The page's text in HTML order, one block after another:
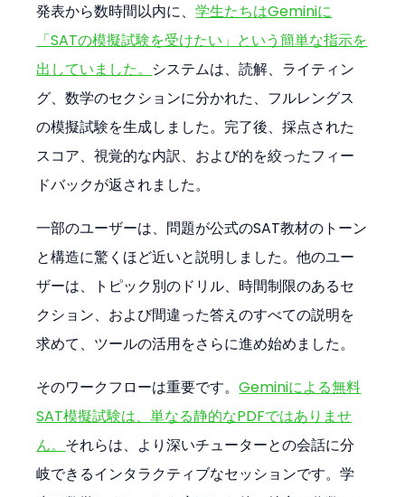
発表から数時間以内に、学生たちはGeminiに
「SATの模擬試験を受けたい」という簡単な指示を
出していました。 システムは、読解、ライティン
グ、数学のセクションに分かれた、フルレングス
の模擬試験を生成しました。完了後、採点された
スコア、視覚的な内訳、および的を絞ったフィー
ドバックが返されました。
一部のユーザーは、問題が公式のSAT教材のトーン
と構造に驚くほど近いと説明しました。他のユー
ザーは、トピック別のドリル、時間制限のあるセ
クション、および間違った答えのすべての説明を
求めて、ツールの活用をさらに進め始めました。
そのワークフローは重要です。Geminiによる無料
SAT模擬試験は、単なる静的なPDFではありませ
ん。 それらは、より深いチューターとの会話に分
岐できるインタラクティブなセッションです。学